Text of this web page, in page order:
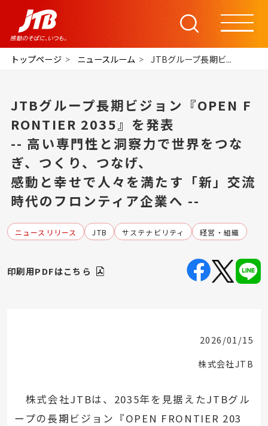
トップページ ニュースルーム JTBグループ長期ビ...
JTBグループ長期ビジョン『OPEN F
RONTIER 2035』を発表
-- 高い専門性と洞察力で世界をつな
ぎ、つくり、つなげ、
感動と幸せで人々を満たす「新」交流
時代のフロンティア企業へ --
ニュースリリース JTB サステナビリティ 経営・組織
印刷用PDFはこちら
2026/01/15
株式会社JTB
株式会社JTBは、2035年を見据えたJTBグル
ープの長期ビジョン『OPEN FRONTIER 203